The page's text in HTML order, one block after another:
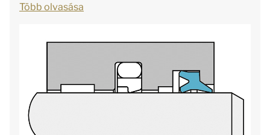
Több olvasása